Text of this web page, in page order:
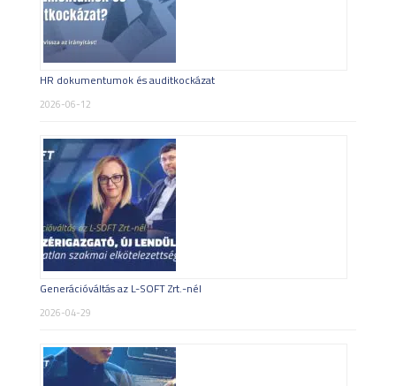
HR dokumentumok és auditkockázat
2026-06-12
Generációváltás az L-SOFT Zrt.-nél
2026-04-29